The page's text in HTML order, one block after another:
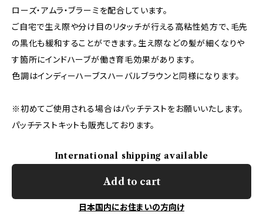
ローズ・アムラ・ブラーミを配合しています。
ご自宅で生え際や分け目のリタッチが行える高粘性処方で、毛先
の黒化も緩和することができます。生え際などの髪が細くなりや
す箇所にインドハーブが働き育毛効果があります。
色調はインディーハーブスハーバルブラウンと同様になります。
※初めてご使用される場合はパッチテストをお願いいたします。
パッチテストキットも販売しております。
International shipping available
Add to cart
日本国内にお住まいの方向け